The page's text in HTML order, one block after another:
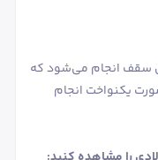
سقف انجام می‌شود که
یکنواخت انجام